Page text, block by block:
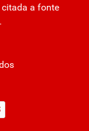
citada a fonte